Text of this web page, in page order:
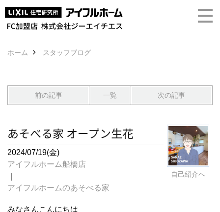
ホーム スタッフブログ
前の記事 一覧 次の記事
自己紹介へ
あそべる家 オープン生花
2024/07/19(金)
アイフルホーム船橋店
アイフルホームのあそべる家
みなさんこんにちは